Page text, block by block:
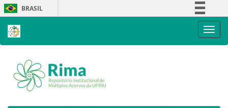
Skip
navigation
BRASIL